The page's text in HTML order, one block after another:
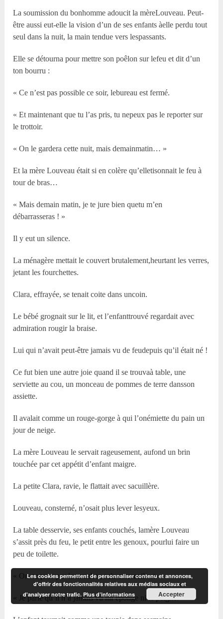
La soumission du bonhomme adoucit la mèreLouveau. Peut-
être aussi eut-elle la vision d’un de ses enfants àelle perdu tout
seul dans la nuit, la main tendue vers lespassants.
Elle se détourna pour mettre son poêlon sur lefeu et dit d’un
ton bourru :
« Ce n’est pas possible ce soir, lebureau est fermé.
« Et maintenant que tu l’as pris, tu nepeux pas le reporter sur
le trottoir.
« On le gardera cette nuit, mais demainmatin… »
Et la mère Louveau était si en colère qu’elletisonnait le feu à
tour de bras…
« Mais demain matin, je te jure bien quetu m’en
débarrasseras ! »
Il y eut un silence.
La ménagère mettait le couvert brutalement,heurtant les verres,
jetant les fourchettes.
Clara, effrayée, se tenait coite dans uncoin.
Le bébé grognait sur le lit, et l’enfanttrouvé regardait avec
admiration rougir la braise.
Lui qui n’avait peut-être jamais vu de feudepuis qu’il était né !
Ce fut bien une autre joie quand il se trouvaà table, une
serviette au cou, un monceau de pommes de terre dansson
assiette.
Il avalait comme un rouge-gorge à qui l’onémiette du pain un
jour de neige.
La mère Louveau le servait rageusement, aufond un brin
touchée par cet appétit d’enfant maigre.
La petite Clara, ravie, le flattait avec sacuillère.
Louveau, consterné, n’osait plus lever lesyeux.
La table desservie, ses enfants couchés, lamère Louveau
s’assit près du feu, le petit entre les genoux, pourlui faire un
peu de toilette.
« On ne peut pas le coucher, sale commeil est.
« Je parie qu’il n’a jamais vu nil’éponge ni le peigne. »
Les cookies permettent de personnaliser contenu et annonces,
d'offrir des fonctionnalités relatives aux médias sociaux et
d'analyser notre trafic.Plus d’informations Accepter